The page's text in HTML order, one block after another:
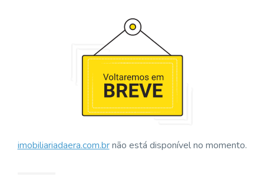
imobiliariadaera.com.brnão está disponível no momento.